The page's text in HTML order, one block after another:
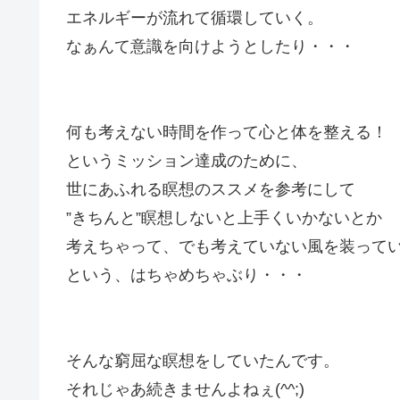
エネルギーが流れて循環していく。
なぁんて意識を向けようとしたり・・・
何も考えない時間を作って心と体を整える！
というミッション達成のために、
世にあふれる瞑想のススメを参考にして
”きちんと”瞑想しないと上手くいかないとか
考えちゃって、でも考えていない風を装って
という、はちゃめちゃぶり・・・
そんな窮屈な瞑想をしていたんです。
それじゃあ続きませんよねぇ(^^;)